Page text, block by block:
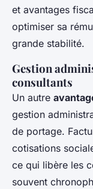
et avantages
optimiser sa
grande stabilité.
Gestion
consultants
Un autre
gestion
de portage.
cotisations
ce qui libère les
souvent